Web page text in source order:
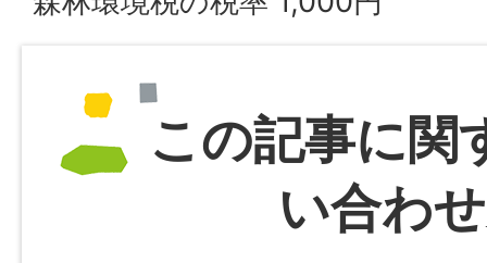
この記事に関
い合わ